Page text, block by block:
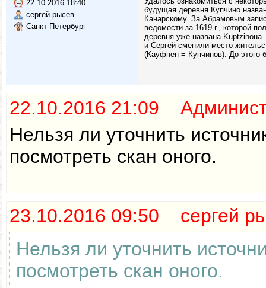
22.10.2016 18:40
сергей рысев
Санкт-Петербург
будущая деревня Купчино
Канарскому. За Абрамовым
ведомости за 1619 г., которой
деревня уже названа
и Сергей сменили место
(Кауфнен = Купчинов). До этого
22.10.2016 21:09
Нельзя ли уточнить
посмотреть скан оного.
23.10.2016 09:50 сергей
Нельзя ли уточнить
посмотреть скан оного.